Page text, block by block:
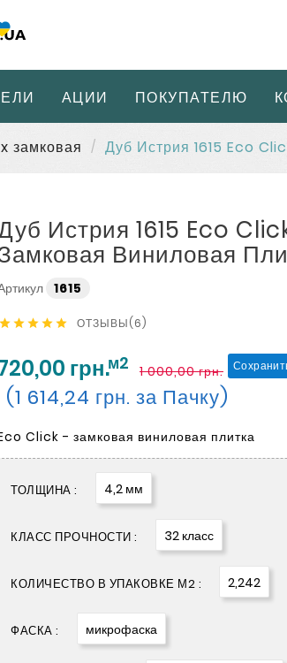
АЦИИ ПОКУПАТЕЛЮ
замковая Дуб Истрия 1615 Eco
Истрия 1615 Eco
Виниловая
1615
     ОТЗЫВЫ(6)
грн.м2 1 000,00 грн.
(1 614,24 грн. за Пачку)
Click - замковая виниловая плитка
ТОЛЩИНА : 4,2 мм
КЛАСС ПРОЧНОСТИ : 32 класс
КОЛИЧЕСТВО В УПАКОВКЕ М2 : 2,242
ФАСКА : микрофаска